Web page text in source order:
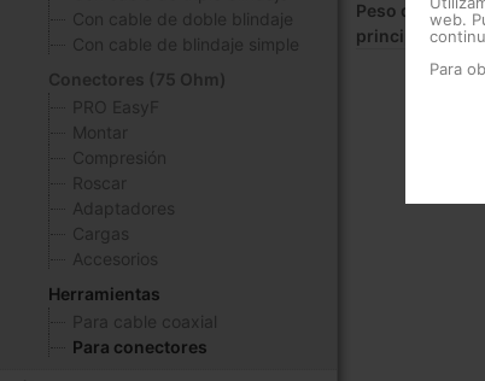
Con cable de doble blindaje
Con cable de blindaje simple
Conectores (75 Ohm)
PRO EasyF
Montar
Compresión
Roscar
Adaptadores
Cargas
Accesorios
Herramientas
Para cable coaxial
Para conectores
Peso del
principal:
web.
Para